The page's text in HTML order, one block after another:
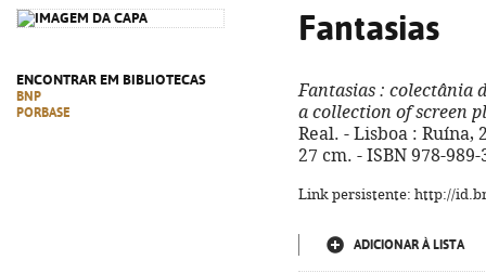
ENCONTRAR EM BIBLIOTECAS
BNP
PORBASE
Fantasias
Fantasias : colectânia
a collection of screen
Real. - Lisboa : Ruína,
27 cm. - ISBN 978-989-
Link persistente: http://
ADICIONAR À LISTA